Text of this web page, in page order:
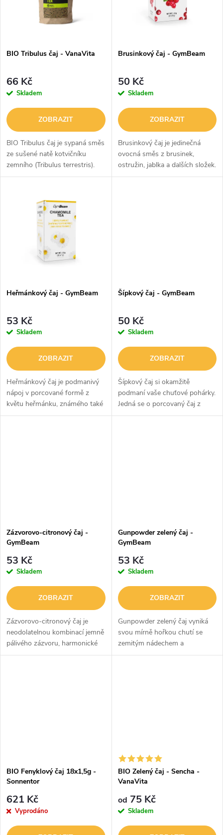
p
r
o
d
u
s
p
r
o
d
u
BIO Tribulus čaj - VanaVita
66 Kč
Skladem
ZOBRAZIT
BIO Tribulus čaj je sypaná směs
ze sušené natě kotvičníku
zemního (Tribulus terrestris).
Ten patří ve fitness světě ke
Brusinkový čaj - GymBeam
50 Kč
Skladem
ZOBRAZIT
Brusinkový čaj je jedinečná
ovocná směs z brusinek,
ostružin, jablka a dalších složek.
Má intenzivní aroma a lahodnou
Heřmánkový čaj - GymBeam
53 Kč
Skladem
ZOBRAZIT
Heřmánkový čaj je podmanivý
nápoj v porcované formě z
květu heřmánku, známého také
pod názvem heřmánek.
Šípkový čaj - GymBeam
50 Kč
Skladem
ZOBRAZIT
Šípkový čaj si okamžitě
podmaní vaše chuťové pohárky.
Jedná se o porcovaný čaj z
plodu růže šípkové, který se
Zázvorovo-citronový čaj -
GymBeam
53 Kč
Skladem
ZOBRAZIT
Zázvorovo-citronový čaj je
neodolatelnou kombinací jemně
pálivého zázvoru, harmonické
meduňky a kořeněné citrónové
Gunpowder zelený čaj -
GymBeam
53 Kč
Skladem
ZOBRAZIT
Gunpowder zelený čaj vyniká
svou mírně hořkou chutí se
zemitým nádechem a
intenzivním aroma. Připravíte z
BIO Fenyklový čaj 18x1,5g -
Sonnentor
621 Kč
Vyprodáno
BIO Zelený čaj - Sencha -
VanaVita
od 75 Kč
Skladem